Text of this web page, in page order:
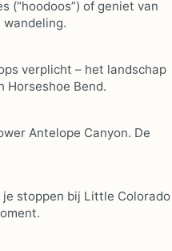
(“hoodoos”) of geniet van
wandeling.
verplicht – het landschap
Horseshoe Bend.
Antelope Canyon. De
je stoppen bij Little Colorado